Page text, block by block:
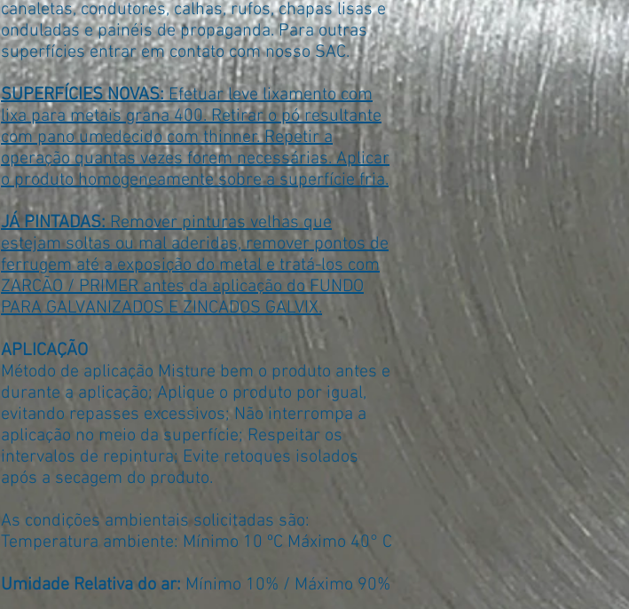
canaletas, condutores, calhas, rufos, chapas lisas e
onduladas e painéis de propaganda. Para outras
superfícies entrar em contato com nosso SAC.
SUPERFÍCIES NOVAS:Efetuar leve lixamento com
lixa para metais grana 400. Retirar o pó resultante
com pano umedecido com thinner. Repetir a
operação quantas vezes forem necessárias. Aplicar
o produto homogeneamente sobre a superfície fria.
JÁ PINTADAS:Remover pinturas velhas que
estejam soltas ou mal aderidas, remover pontos de
ferrugem até a exposição do metal e tratá-los com
ZARCÃO / PRIMER antes da aplicação do FUNDO
PARA GALVANIZADOS E ZINCADOS GALVIX.
APLICAÇÃO
Método de aplicação Misture bem o produto antes e
durante a aplicação; Aplique o produto por igual,
evitando repasses excessivos; Não interrompa a
aplicação no meio da superfície; Respeitar os
intervalos de repintura; Evite retoques isolados
após a secagem do produto.
As condições ambientais solicitadas são:
Temperatura ambiente: Mínimo 10 ºC Máximo 40° C
Umidade Relativa do ar: Mínimo 10% / Máximo 90%